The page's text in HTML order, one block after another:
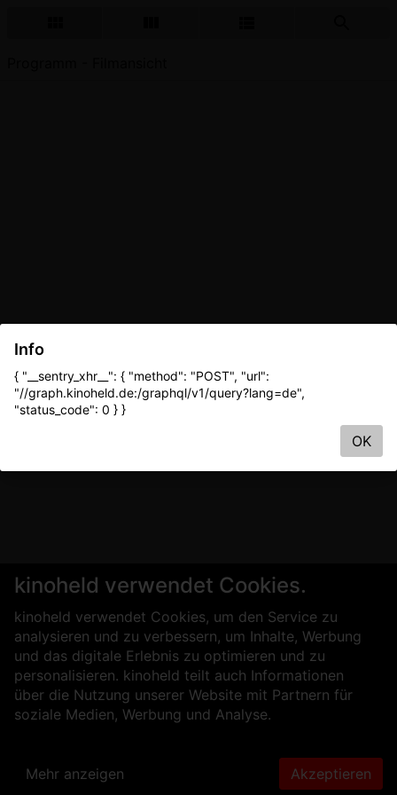
kinoheld verwendet Cookies.
kinoheld verwendet Cookies, um den Service zu
analysieren und zu verbessern, um Inhalte, Werbung
und das digitale Erlebnis zu optimieren und zu
personalisieren. kinoheld teilt auch Informationen
über die Nutzung unserer Website mit Partnern für
soziale Medien, Werbung und Analyse.
Mehr anzeigen Akzeptieren
Info
{ "__sentry_xhr__": { "method": "POST", "url":
"//graph.kinoheld.de:/graphql/v1/query?lang=de",
"status_code": 0 } }
OK